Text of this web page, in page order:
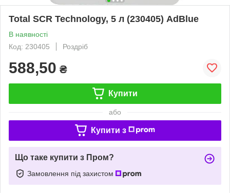
Total SCR Technology, 5 л (230405) AdBlue
В наявності
Код: 230405
Роздріб
588,50 ₴
Купити
або
Купити з
Що таке купити з Пром?
Замовлення під захистом